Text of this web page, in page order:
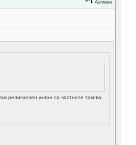
Активен
религиозен уклон са частните такива.